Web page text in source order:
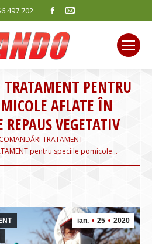
Facebook
opens
in
new
window
Mail
new
window
PENTRU
AFLATE ÎN
VEGETATIV
TRATAMENT
pentru speciile pomicole…
ian. 25 2020